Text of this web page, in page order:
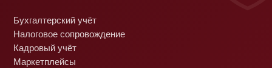
Бухгалтерский учёт
Налоговое сопровождение
Кадровый учёт
Маркетплейсы